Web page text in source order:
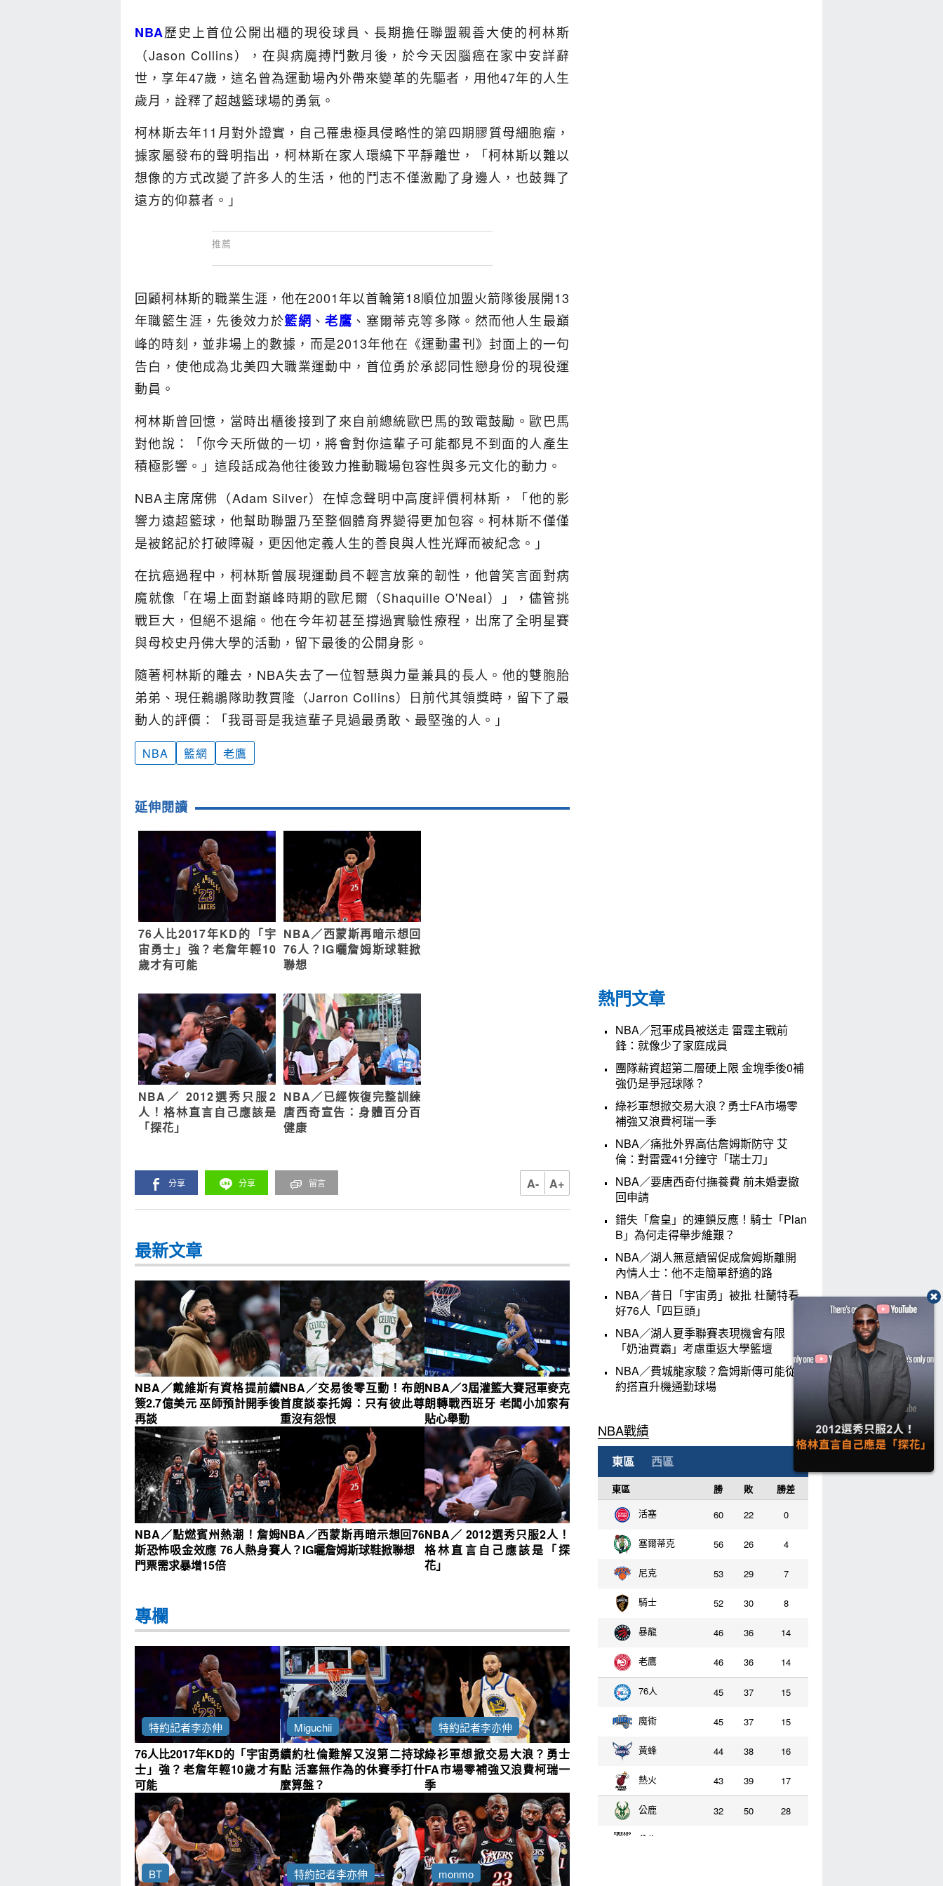
NBA歷史上首位公開出櫃的現役球員、長期擔任聯盟親善大使的柯林斯
（Jason Collins），在與病魔搏鬥數月後，於今天因腦癌在家中安詳辭
世，享年47歲，這名曾為運動場內外帶來變革的先驅者，用他47年的人生
歲月，詮釋了超越籃球場的勇氣。
柯林斯去年11月對外證實，自己罹患極具侵略性的第四期膠質母細胞瘤，
據家屬發布的聲明指出，柯林斯在家人環繞下平靜離世，「柯林斯以難以
想像的方式改變了許多人的生活，他的鬥志不僅激勵了身邊人，也鼓舞了
遠方的仰慕者。」
回顧柯林斯的職業生涯，他在2001年以首輪第18順位加盟火箭隊後展開13
年職籃生涯，先後效力於籃網 、老鷹 、塞爾蒂克等多隊。然而他人生最巔
峰的時刻，並非場上的數據，而是2013年他在《運動畫刊》封面上的一句
告白，使他成為北美四大職業運動中，首位勇於承認同性戀身份的現役運
動員。
柯林斯曾回憶，當時出櫃後接到了來自前總統歐巴馬的致電鼓勵。歐巴馬
對他說：「你今天所做的一切，將會對你這輩子可能都見不到面的人產生
積極影響。」這段話成為他往後致力推動職場包容性與多元文化的動力。
NBA主席席佛（Adam Silver）在悼念聲明中高度評價柯林斯，「他的影
響力遠超籃球，他幫助聯盟乃至整個體育界變得更加包容。柯林斯不僅僅
是被銘記於打破障礙，更因他定義人生的善良與人性光輝而被紀念。」
在抗癌過程中，柯林斯曾展現運動員不輕言放棄的韌性，他曾笑言面對病
魔就像「在場上面對巔峰時期的歐尼爾（Shaquille O'Neal）」，儘管挑
戰巨大，但絕不退縮。他在今年初甚至撐過實驗性療程，出席了全明星賽
與母校史丹佛大學的活動，留下最後的公開身影。
隨著柯林斯的離去，NBA失去了一位智慧與力量兼具的長人。他的雙胞胎
弟弟、現任鵜鶘隊助教賈隆（Jarron Collins）日前代其領獎時，留下了最
動人的評價：「我哥哥是我這輩子見過最勇敢、最堅強的人。」
NBA 籃網 老鷹
延伸閱讀
76人比2017年KD的「宇
宙勇士」強？老詹年輕10
歲才有可能
NBA／西蒙斯再暗示想回
76人？IG曬詹姆斯球鞋掀
聯想
NBA／ 2012選秀只服2
人！格林直言自己應該是
「探花」
NBA／已經恢復完整訓練
唐西奇宣告：身體百分百
健康
分享 分享 留言 A- A+
最新文章
NBA／戴維斯有資格提前續
簽2.7億美元 巫師預計開季後
再談
NBA／交易後零互動！布朗
首度談泰托姆：只有彼此尊
重沒有怨恨
NBA／3屆灌籃大賽冠軍麥克
朗轉戰西班牙 老闆小加索有
貼心舉動
NBA／點燃賓州熱潮！詹姆
斯恐怖吸金效應 76人熱身賽
門票需求暴增15倍
NBA／西蒙斯再暗示想回76
人？IG曬詹姆斯球鞋掀聯想
NBA／ 2012選秀只服2人！
格林直言自己應該是「探
花」
專欄
特約記者李亦伸
76人比2017年KD的「宇宙勇
士」強？老詹年輕10歲才有
可能
Miguchii
續約杜倫難解又沒第二持球
點 活塞無作為的休賽季打什
麼算盤？
特約記者李亦伸
綠衫軍想掀交易大浪？勇士
FA市場零補強又浪費柯瑞一
季
BT 特約記者李亦伸 monmo
熱門文章
NBA／冠軍成員被送走 雷霆主戰前
鋒：就像少了家庭成員
團隊薪資超第二層硬上限 金塊季後0補
強仍是爭冠球隊？
綠衫軍想掀交易大浪？勇士FA市場零
補強又浪費柯瑞一季
NBA／痛批外界高估詹姆斯防守 艾
倫：對雷霆41分鐘守「瑞士刀」
NBA／要唐西奇付撫養費 前未婚妻撤
回申請
錯失「詹皇」的連鎖反應！騎士「Plan
B」為何走得舉步維艱？
NBA／湖人無意續留促成詹姆斯離開
內情人士：他不走簡單舒適的路
NBA／昔日「宇宙勇」被批 杜蘭特看
好76人「四巨頭」
NBA／湖人夏季聯賽表現機會有限
「奶油賈霸」考慮重返大學籃壇
NBA／費城龍家駿？詹姆斯傳可能從紐
約搭直升機通勤球場